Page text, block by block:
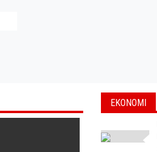
EKONOMI